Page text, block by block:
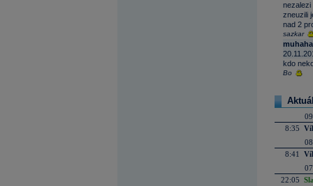
nezalezi
zneuzili
nad 2
sazkar
kdo
Bo
8:35
8:41
22:05